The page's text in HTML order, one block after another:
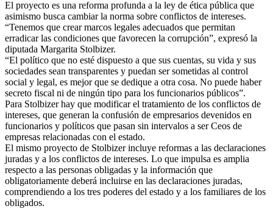
El proyecto es una reforma profunda a la ley de ética pública que
asimismo busca cambiar la norma sobre conflictos de intereses.
“Tenemos que crear marcos legales adecuados que permitan
erradicar las condiciones que favorecen la corrupción”, expresó la
diputada Margarita Stolbizer.
“El político que no esté dispuesto a que sus cuentas, su vida y sus
sociedades sean transparentes y puedan ser sometidas al control
social y legal, es mejor que se dedique a otra cosa. No puede haber
secreto fiscal ni de ningún tipo para los funcionarios públicos”.
Para Stolbizer hay que modificar el tratamiento de los conflictos de
intereses, que generan la confusión de empresarios devenidos en
funcionarios y políticos que pasan sin intervalos a ser Ceos de
empresas relacionadas con el estado.
El mismo proyecto de Stolbizer incluye reformas a las declaraciones
juradas y a los conflictos de intereses. Lo que impulsa es amplia
respecto a las personas obligadas y la información que
obligatoriamente deberá incluirse en las declaraciones juradas,
comprendiendo a los tres poderes del estado y a los familiares de los
obligados.